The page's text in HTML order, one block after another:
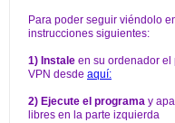
Para poder seguir viéndolo
instrucciones siguientes:
1) Instale en su ordenador el
VPN desde aquí:
2) Ejecute el programa y
libres en la parte izquierda